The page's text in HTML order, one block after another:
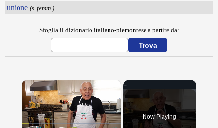
unione (s. femm.)
Sfoglia il dizionario italiano-piemontese a partire da:
Now Playing